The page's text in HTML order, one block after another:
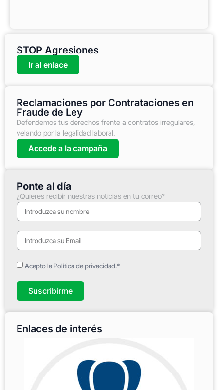
STOP Agresiones
Ir al enlace
Reclamaciones por Contrataciones en
Fraude de Ley
Defendemos tus derechos frente a contratos irregulares,
velando por la legalidad laboral.
Accede a la campaña
Ponte al día
¿Quieres recibir nuestras noticias en tu correo?
Acepto la Política de privacidad.*
Suscribirme
Enlaces de interés